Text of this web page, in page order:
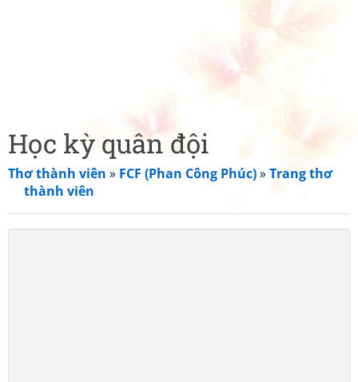
Học kỳ quân đội
Thơ thành viên » FCF (Phan Công Phúc)»Trang thơ
thành viên